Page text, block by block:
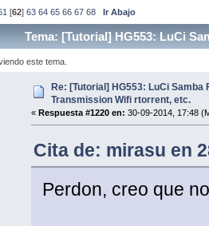
[62]63 64 65 66 67 68 Ir Abajo
Tema: [Tutorial] HG553: LuCi
este tema.
Re: [Tutorial] HG553: LuCi Samba
Transmission Wifi rtorrent, etc.
« Respuesta #1220 en: 30-09-2014, 17:48
Cita de: mirasu en
Perdon, creo que